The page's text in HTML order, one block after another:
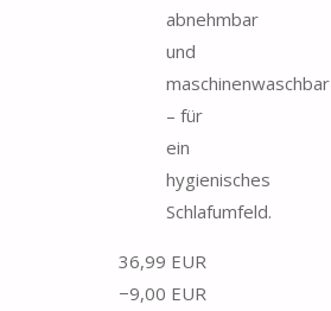
abnehmbar
und
maschinenwaschbar
– für
ein
hygienisches
Schlafumfeld.
36,99 EUR
−9,00 EUR